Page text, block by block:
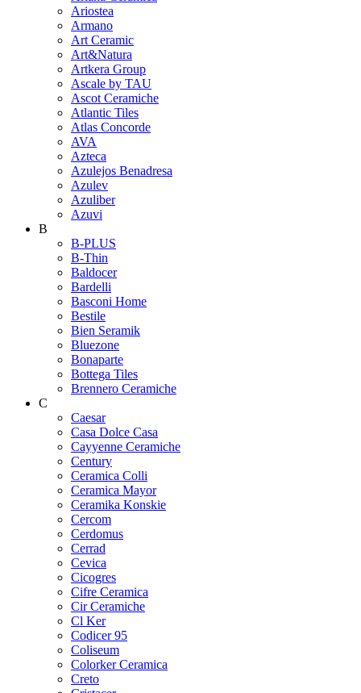
Ariostea
Armano
Art Ceramic
Art&Natura
Artkera Group
Ascale by TAU
Ascot Ceramiche
Atlantic Tiles
Atlas Concorde
AVA
Azteca
Azulejos Benadresa
Azulev
Azuliber
Azuvi
B
B-PLUS
B-Thin
Baldocer
Bardelli
Basconi Home
Bestile
Bien Seramik
Bluezone
Bonaparte
Bottega Tiles
Brennero Ceramiche
C
Caesar
Casa Dolce Casa
Cayyenne Ceramiche
Century
Ceramica Colli
Ceramica Mayor
Ceramika Konskie
Cercom
Cerdomus
Cerrad
Cevica
Cicogres
Cifre Ceramica
Cir Ceramiche
Cl Ker
Codicer 95
Coliseum
Colorker Ceramica
Creto